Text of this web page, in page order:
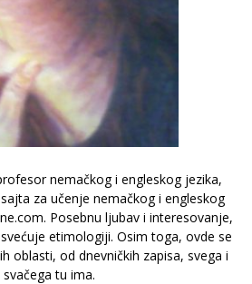
nemačkog i engleskog jezika,
za učenje nemačkog i engleskog
Posebnu ljubav i interesovanje,
etimologiji. Osim toga, ovde se
oblasti, od dnevničkih zapisa, svega i
svačega tu ima.